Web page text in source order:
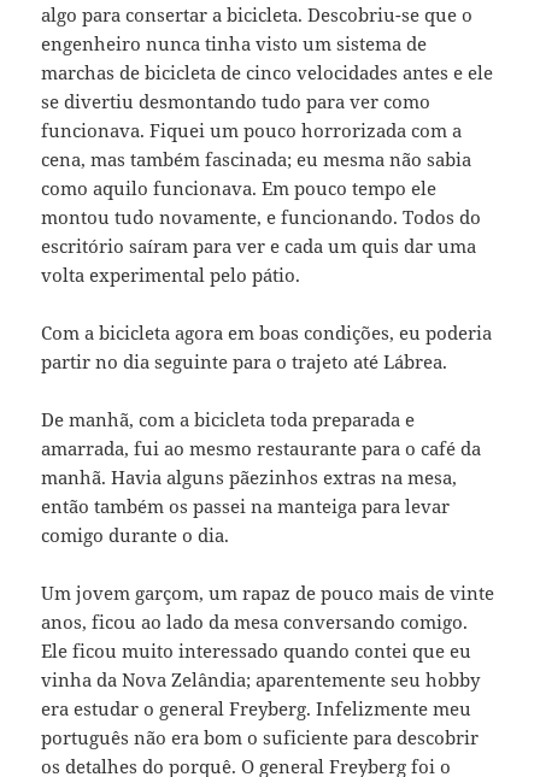
algo para consertar a bicicleta. Descobriu-se que o
engenheiro nunca tinha visto um sistema de
marchas de bicicleta de cinco velocidades antes e ele
se divertiu desmontando tudo para ver como
funcionava. Fiquei um pouco horrorizada com a
cena, mas também fascinada; eu mesma não sabia
como aquilo funcionava. Em pouco tempo ele
montou tudo novamente, e funcionando. Todos do
escritório saíram para ver e cada um quis dar uma
volta experimental pelo pátio.
Com a bicicleta agora em boas condições, eu poderia
partir no dia seguinte para o trajeto até Lábrea.
De manhã, com a bicicleta toda preparada e
amarrada, fui ao mesmo restaurante para o café da
manhã. Havia alguns pãezinhos extras na mesa,
então também os passei na manteiga para levar
comigo durante o dia.
Um jovem garçom, um rapaz de pouco mais de vinte
anos, ficou ao lado da mesa conversando comigo.
Ele ficou muito interessado quando contei que eu
vinha da Nova Zelândia; aparentemente seu hobby
era estudar o general Freyberg. Infelizmente meu
português não era bom o suficiente para descobrir
os detalhes do porquê. O general Freyberg foi o